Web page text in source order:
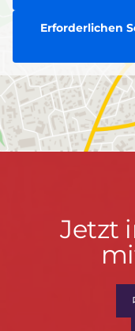
Erforderlichen
JetztJetzt